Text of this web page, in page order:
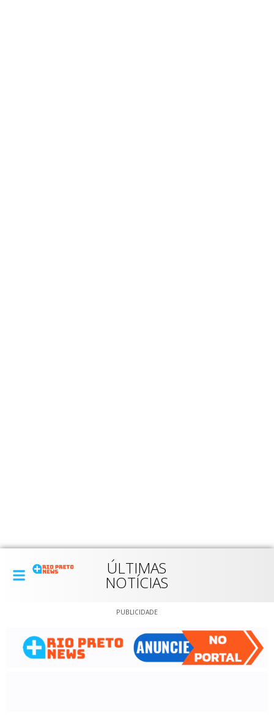
ÚLTIMAS
NOTÍCIAS
PUBLICIDADE